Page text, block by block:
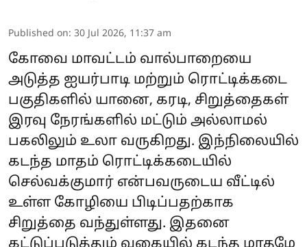
Published on: 30 Jul 2026, 11:37 am
கோவை மாவட்டம் வால்பாறையை
அடுத்த ஐயர்பாடி மற்றும் ரொட்டிக்கடை
பகுதிகளில் யானை, கரடி, சிறுத்தைகள்
இரவு நேரங்களில் மட்டும் அல்லாமல்
பகலிலும் உலா வருகிறது. இந்நிலையில்
கடந்த மாதம் ரொட்டிக்கடையில்
செல்வக்குமார் என்பவருடைய வீட்டில்
உள்ள கோழியை பிடிப்பதற்காக
சிறுத்தை வந்துள்ளது. இதனை